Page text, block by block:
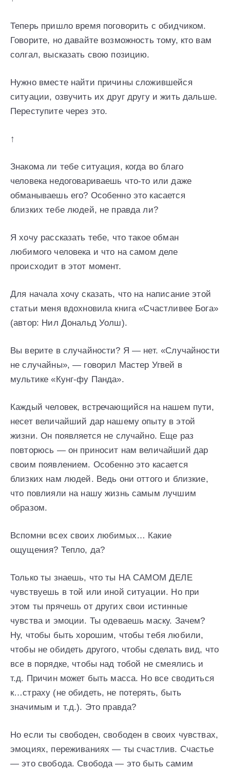
Теперь пришло время поговорить с обидчиком.
Говорите, но давайте возможность тому, кто вам
солгал, высказать свою позицию.
Нужно вместе найти причины сложившейся
ситуации, озвучить их друг другу и жить дальше.
Переступите через это.
↑
Знакома ли тебе ситуация, когда во благо
человека недоговариваешь что-то или даже
обманываешь его? Особенно это касается
близких тебе людей, не правда ли?
Я хочу рассказать тебе, что такое обман
любимого человека и что на самом деле
происходит в этот момент.
Для начала хочу сказать, что на написание этой
статьи меня вдохновила книга «Счастливее Бога»
(автор: Нил Дональд Уолш).
Вы верите в случайности? Я — нет. «Случайности
не случайны», — говорил Мастер Угвей в
мультике «Кунг-фу Панда».
Каждый человек, встречающийся на нашем пути,
несет величайший дар нашему опыту в этой
жизни. Он появляется не случайно. Еще раз
повторюсь — он приносит нам величайший дар
своим появлением. Особенно это касается
близких нам людей. Ведь они оттого и близкие,
что повлияли на нашу жизнь самым лучшим
образом.
Вспомни всех своих любимых… Какие
ощущения? Тепло, да?
Только ты знаешь, что ты НА САМОМ ДЕЛЕ
чувствуешь в той или иной ситуации. Но при
этом ты прячешь от других свои истинные
чувства и эмоции. Ты одеваешь маску. Зачем?
Ну, чтобы быть хорошим, чтобы тебя любили,
чтобы не обидеть другого, чтобы сделать вид, что
все в порядке, чтобы над тобой не смеялись и
т.д. Причин может быть масса. Но все сводиться
к…страху (не обидеть, не потерять, быть
значимым и т.д.). Это правда?
Но если ты свободен, свободен в своих чувствах,
эмоциях, переживаниях — ты счастлив. Счастье
— это свобода. Свобода — это быть самим